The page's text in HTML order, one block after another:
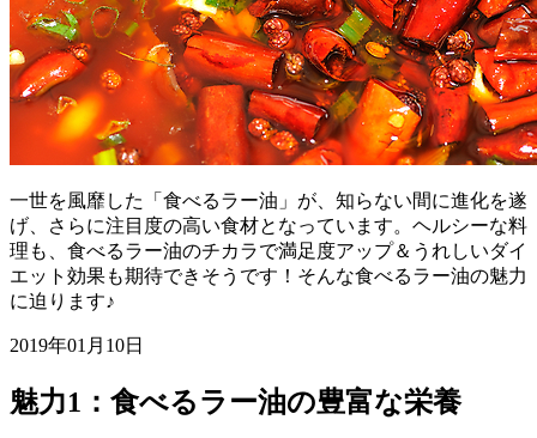
一世を風靡した「食べるラー油」が、知らない間に進化を遂
げ、さらに注目度の高い食材となっています。ヘルシーな料
理も、食べるラー油のチカラで満足度アップ＆うれしいダイ
エット効果も期待できそうです！そんな食べるラー油の魅力
に迫ります♪
2019年01月10日
魅力1：食べるラー油の豊富な栄養